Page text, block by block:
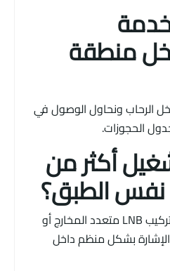
منطقة
الرحاب ونحاول الوصول في
الحجوزات.
أكثر من
نفس الطبق؟
نعم، يمكن ذلك من خلال تركيب LNB متعدد المخارج أو
بشكل منظم داخل